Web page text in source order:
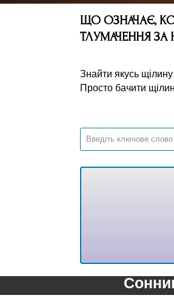
ЩО ОЗНАЧАЄ,
ТЛУМАЧЕННЯ
Знайти якусь
Просто бачити